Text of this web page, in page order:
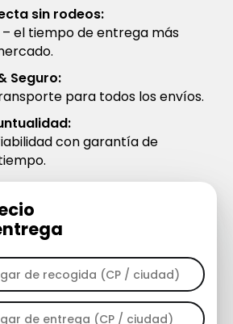
sin rodeos:
– el tiempo de entrega más
Seguro:
para todos los envíos.
con garantía de